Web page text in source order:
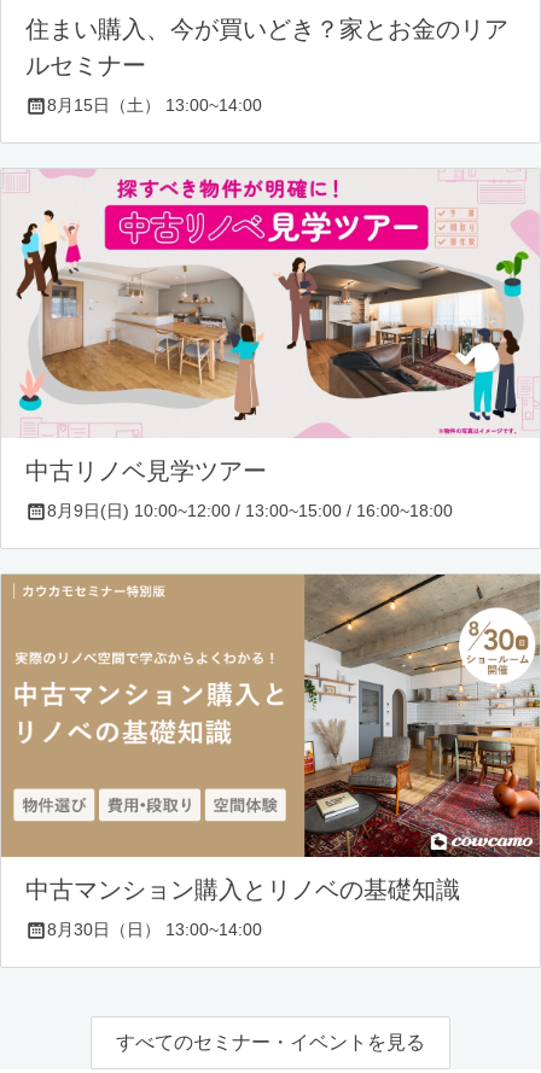
住まい購入、今が買いどき？家とお金のリア
ルセミナー
8月15日（土） 13:00~14:00
中古リノベ見学ツアー
8月9日(日) 10:00~12:00 / 13:00~15:00 / 16:00~18:00
中古マンション購入とリノベの基礎知識
8月30日（日） 13:00~14:00
すべてのセミナー・イベントを見る